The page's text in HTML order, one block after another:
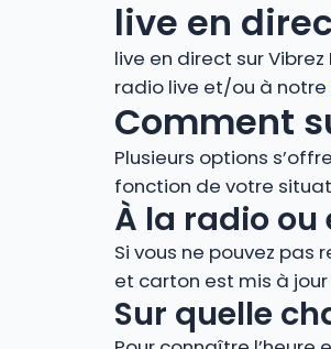
live en
live en direct sur
radio live et/ou à notre
Comment
Plusieurs options
fonction de votre
À la radio ou
Si vous ne pouvez pas
et carton est mis à
Sur quelle